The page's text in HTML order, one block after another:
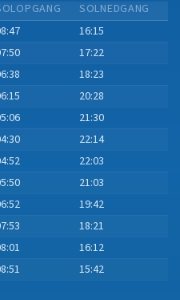
SOLNEDGANG
16:15
17:22
18:23
20:28
21:30
22:14
22:03
21:03
19:42
18:21
16:12
15:42